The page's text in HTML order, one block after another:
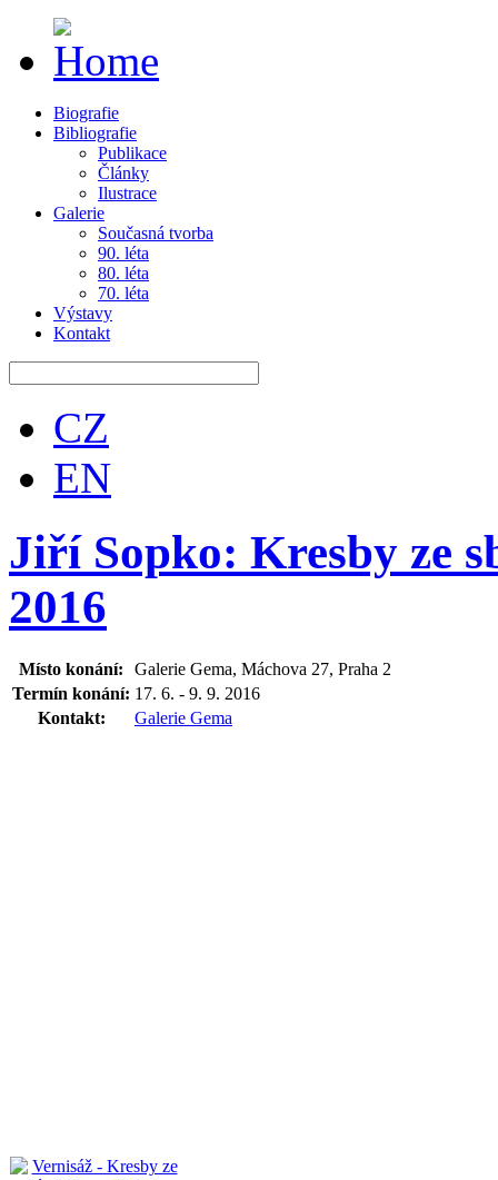
Biografie
Bibliografie
Publikace
Články
Ilustrace
Galerie
Současná tvorba
90. léta
80. léta
70. léta
Výstavy
Kontakt
CZ
EN
Jiří Sopko: Kresby ze
2016
Místo konání:
Galerie Gema, Máchova 27, Praha 2
Termín konání: 17. 6. - 9. 9. 2016
Kontakt:
Galerie Gema